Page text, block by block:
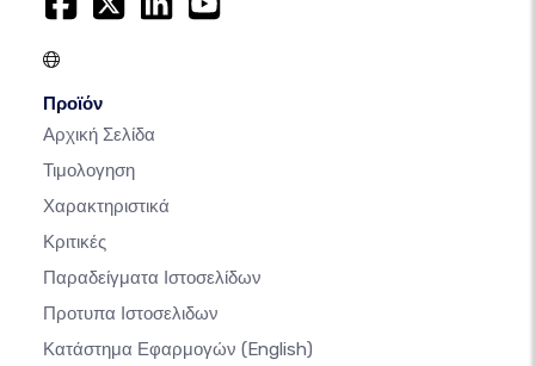
Προϊόν
Αρχική Σελίδα
Τιμολογηση
Χαρακτηριστικά
Κριτικές
Παραδείγματα Ιστοσελίδων
Προτυπα Ιστοσελιδων
Κατάστημα Εφαρμογών (English)